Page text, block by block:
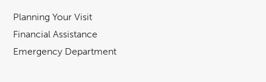
Planning Your Visit
Financial Assistance
Emergency Department